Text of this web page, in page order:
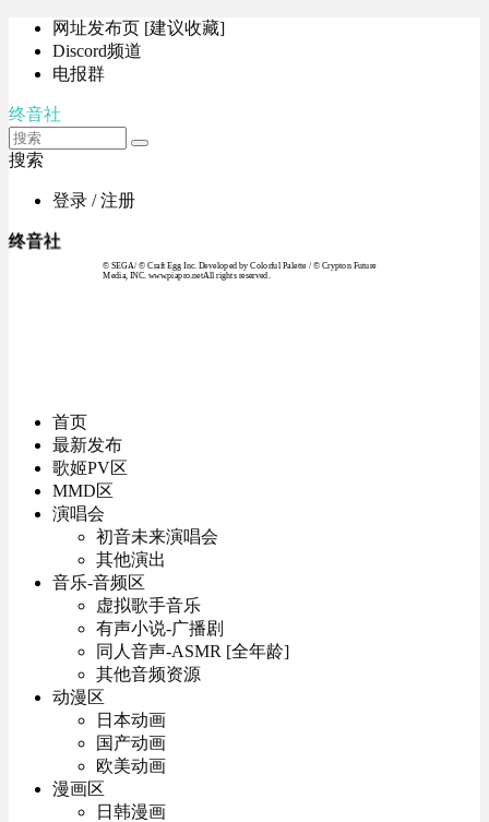
网址发布页 [建议收藏]
Discord频道
电报群
终音社
搜索
登录 / 注册
终音社
© SEGA / © Craft Egg Inc. Developed by Colorful Palette / © Crypton Future
Media, INC. www.piapro.netAll rights reserved.
首页
最新发布
歌姬PV区
MMD区
演唱会
初音未来演唱会
其他演出
音乐-音频区
虚拟歌手音乐
有声小说-广播剧
同人音声-ASMR [全年龄]
其他音频资源
动漫区
日本动画
国产动画
欧美动画
漫画区
日韩漫画